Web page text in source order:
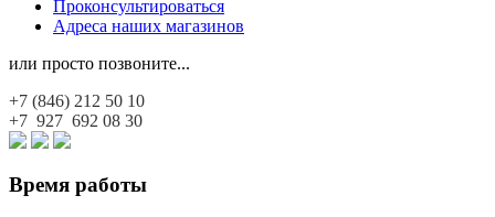
Проконсультироваться
Адреса наших магазинов
или просто позвоните...
+7 (846) 212 50 10
+7 927 692 08 30
Время работы